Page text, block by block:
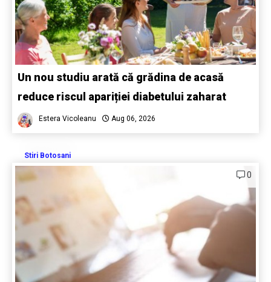
Un nou studiu arată că grădina de acasă
reduce riscul apariției diabetului zaharat
Estera Vicoleanu Aug 06, 2026
Stiri Botosani
0